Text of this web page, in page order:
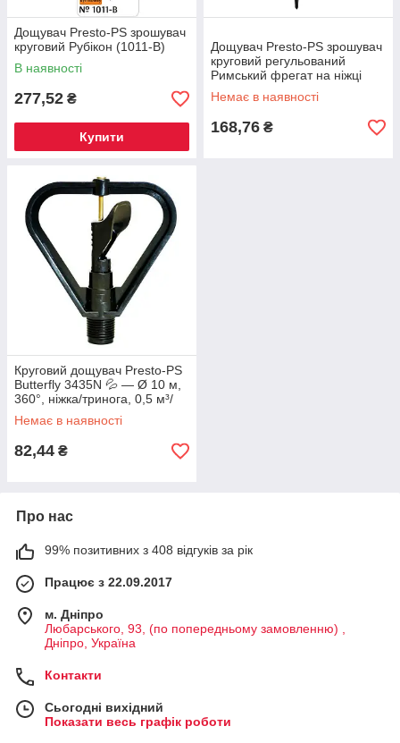
Дощувач Presto-PS зрошувач
круговий Рубікон (1011-B)
В наявності
277,52 ₴
Купити
Дощувач Presto-PS зрошувач
круговий регульований
Римський фрегат на ніжці
(SP-3103)
Немає в наявності
168,76 ₴
Круговий дощувач Presto-PS
Butterfly 3435N 💦 — Ø 10 м,
360°, ніжка/тринога, 0,5 м³/
год
Немає в наявності
82,44 ₴
Про нас
99% позитивних з 408 відгуків за рік
Працює з 22.09.2017
м. Дніпро
Любарського, 93, (по попередньому замовленню) ,
Дніпро, Україна
Контакти
Сьогодні вихідний
Показати весь графік роботи